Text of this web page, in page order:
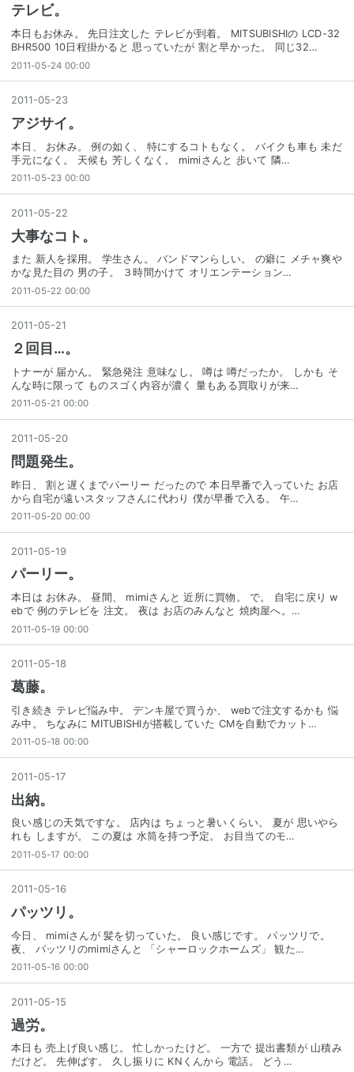
テレビ。
本日もお休み。 先日注文した テレビが到着。 MITSUBISHIの LCD-32
BHR500 10日程掛かると 思っていたが 割と早かった。 同じ32…
2011-05-24 00:00
2011 -05-23
アジサイ。
本日、 お休み。 例の如く、 特にするコトもなく。 バイクも車も 未だ
手元になく。 天候も 芳しくなく。 mimiさんと 歩いて 隣…
2011-05-23 00:00
2011-05-22
大事なコト。
また 新人を採用。 学生さん。 バンドマンらしい。 の癖に メチャ爽や
かな見た目の 男の子。 ３時間かけて オリエンテーション…
2011-05-22 00:00
2011 -05-21
２回目…。
トナーが 届かん。 緊急発注 意味なし。 噂は 噂だったか。 しかも そ
んな時に限って ものスゴく内容が濃く 量もある買取りが来…
2011-05-21 00:00
2011 -05-20
問題発生。
昨日、 割と遅くまでパーリー だったので 本日早番で入っていた お店
から自宅が遠いスタッフさんに代わり 僕が早番で入る。 午…
2011-05-20 00:00
2011-05-19
パーリー。
本日は お休み。 昼間、 mimiさんと 近所に買物。 で。 自宅に戻り w
ebで 例のテレビを 注文。 夜は お店のみんなと 焼肉屋へ。…
2011-05-19 00:00
2011 -05-18
葛藤。
引き続き テレビ悩み中。 デンキ屋で買うか、 webで注文するかも 悩
み中。 ちなみに MITUBISHIが搭載していた CMを自動でカット…
2011-05-18 00:00
2011-05-17
出納。
良い感じの天気ですな。 店内は ちょっと暑いくらい。 夏が 思いやら
れも しますが。 この夏は 水筒を持つ予定。 お目当てのモ…
2011-05-17 00:00
2011 -05-16
パッツリ。
今日、 mimiさんが 髪を切っていた。 良い感じです。 パッツリで。
夜、 パッツリのmimiさんと 「シャーロックホームズ」 観た…
2011-05-16 00:00
2011 -05-15
過労。
本日も 売上げ良い感じ。 忙しかったけど。 一方で 提出書類が 山積み
だけど。 先伸ばす。 久し振りに KNくんから 電話。 どう…